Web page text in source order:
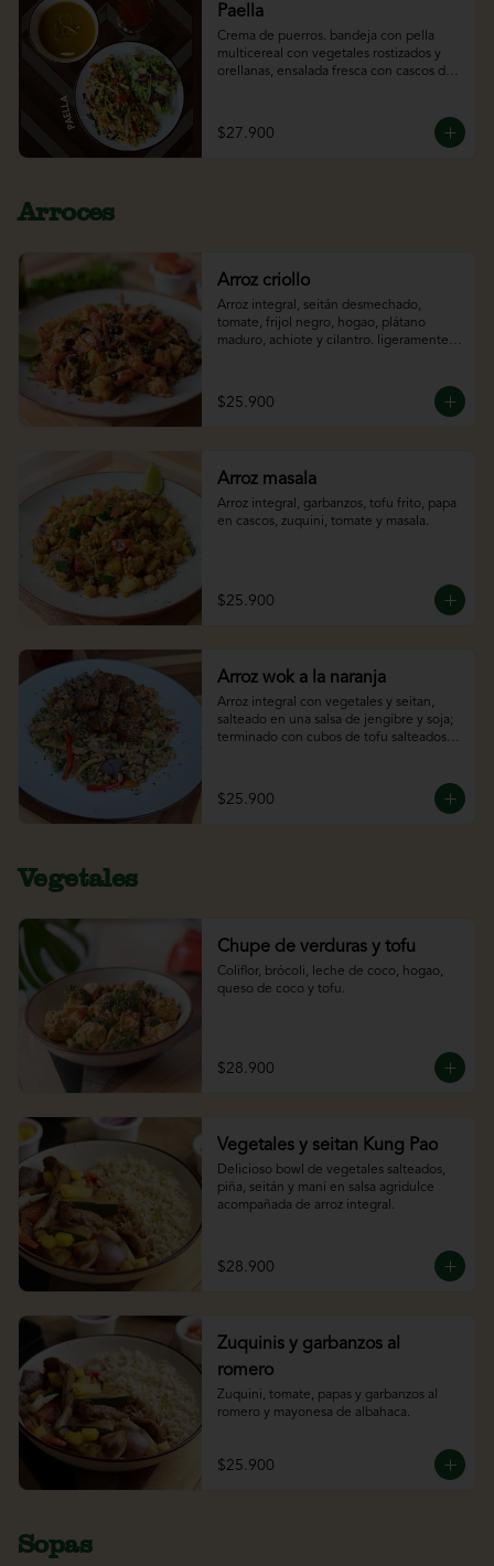
Paella
Crema de puerros. bandeja con pella
multicereal con vegetales rostizados y
orellanas, ensalada fresca con cascos de
$27.900
Arroces
Arroz criollo
Arroz integral, seitán desmechado,
tomate, frijol negro, hogao, plátano
maduro, achiote y cilantro. ligeramente
$25.900
Arroz masala
Arroz integral, garbanzos, tofu frito, papa
en cascos, zuquini, tomate y masala.
$25.900
Arroz wok a la naranja
Arroz integral con vegetales y seitan,
salteado en una salsa de jengibre y soja;
terminado con cubos de tofu salteados
$25.900
Vegetales
Chupe de verduras y tofu
Coliflor, brócoli, leche de coco, hogao,
queso de coco y tofu.
$28.900
Vegetales y seitan Kung Pao
Delicioso bowl de vegetales salteados,
piña, seitán y maní en salsa agridulce
acompañada de arroz integral.
$28.900
Zuquinis y garbanzos al
romero
Zuquini, tomate, papas y garbanzos al
romero y mayonesa de albahaca.
$25.900
Sopas